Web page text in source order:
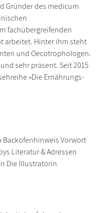
Gründer des medicum
fachübergreifenden
arbeitet. Hinter ihm steht
und Oecotrophologen.
sehr präsent. Seit 2015
»Die Ernährungs-
Vorwort
Literatur & Adressen
Die Illustratorin